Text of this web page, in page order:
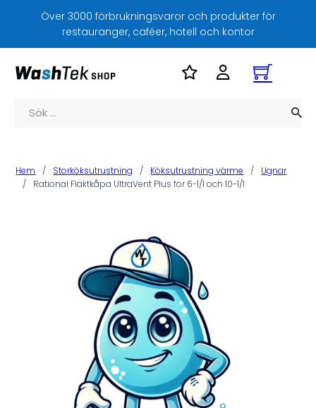
Över 3000 förbrukningsvaror och produkter för
restauranger, caféer, hotell och kontor
Sök
Hem / Storköksutrustning / Köksutrustning värme /
Ugnar
/
Rational Fläktkåpa UltraVent Plus för 6-1/1 och 10-1/1